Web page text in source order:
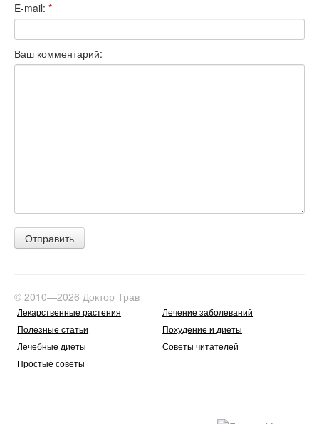
E-mail: *
Ваш комментарий:
© 2010—2026 Доктор Трав
Лекарственные растения
Лечение заболеваний
Полезные статьи
Похудение и диеты
Лечебные диеты
Советы читателей
Простые советы